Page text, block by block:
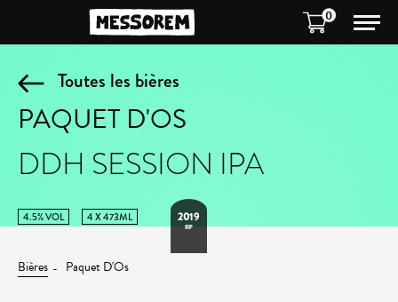
0
Toutes les bières
PAQUET D'OS
DDH SESSION IPA
4.5% VOL 4 X 473ML 2019
RIP
Bières Paquet D'Os